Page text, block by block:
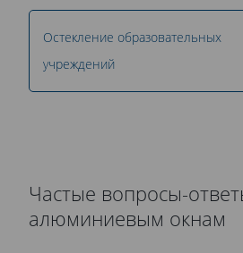
Остекление образовательных
учреждений
Частые вопросы-
алюминиевым окнам